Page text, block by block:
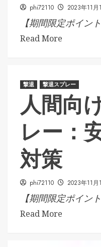
phi72110 2023年11月
【期間限定ポイン
Read More
撃退 撃退スプレー
人間向
レー：
対策
phi72110 2023年11月
【期間限定ポイン
Read More